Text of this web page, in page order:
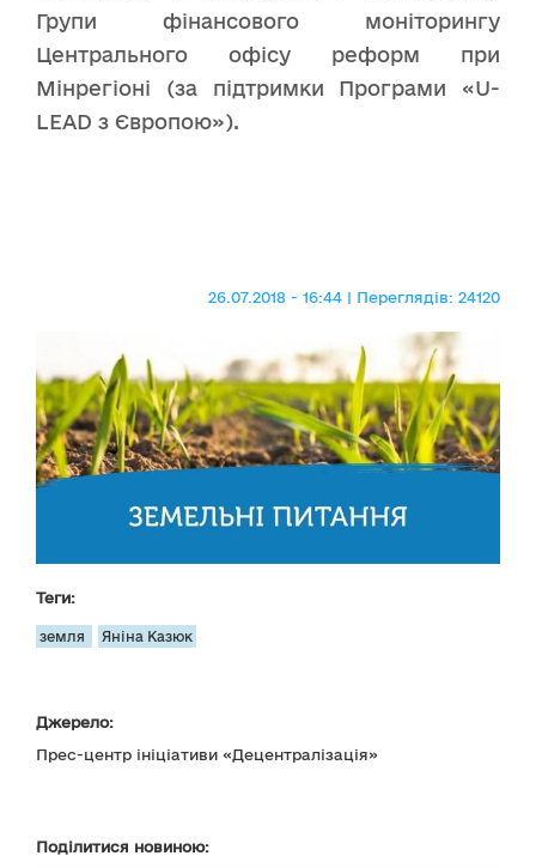
Групи фінансового моніторингу
Центрального офісу реформ при
Мінрегіоні (за підтримки Програми «U-
LEAD з Європою»).
26.07.2018 - 16:44 | Переглядів: 24120
Теги:
земля Яніна Казюк
Джерело:
Прес-центр ініціативи «Децентралізація»
Поділитися новиною: